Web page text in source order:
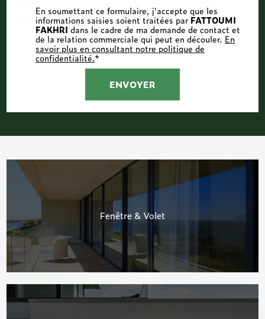
En soumettant ce formulaire, j'accepte que les
informations saisies soient traitées par FATTOUMI
FAKHRI dans le cadre de ma demande de contact et
de la relation commerciale qui peut en découler. En
savoir plus en consultant notre politique de
confidentialité.*
Fenêtre & Volet